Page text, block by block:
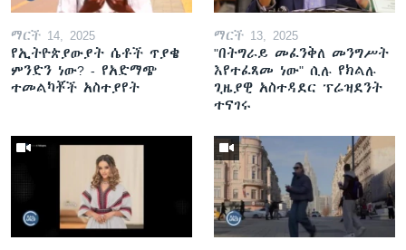
ማርች 14, 2025
የኢትዮጵያውያት ሴቶች ጥያቄ
ምንድን ነው? - የአድማጭ
ተመልካቾች አስተያየት
ማርች 13, 2025
"በትግራይ መፈንቅለ መንግሥት
እየተፈጸመ ነው" ሲሉ የክልሉ
ጊዜያዊ አስተዳደር ፕሬዝደንት
ተናገሩ